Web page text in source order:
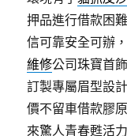
押品進行借款困
信可靠安全可辦
維修公司珠寶首
訂製專屬眉型設
價不留車借款膠
來驚人青春甦活